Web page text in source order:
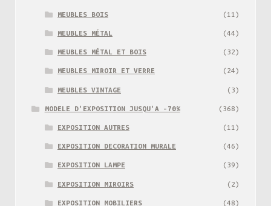
MEUBLES BOIS (11)
MEUBLES MÉTAL (44)
MEUBLES MÉTAL ET BOIS (32)
MEUBLES MIROIR ET VERRE (24)
MEUBLES VINTAGE (3)
MODELE D'EXPOSITION JUSQU'A -70% (368)
EXPOSITION AUTRES (11)
EXPOSITION DECORATION MURALE (46)
EXPOSITION LAMPE (39)
EXPOSITION MIROIRS (2)
EXPOSITION MOBILIERS (48)